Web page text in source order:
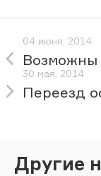
04 июня, 2014
Возможны
30 мая, 2014
Переезд
Другие